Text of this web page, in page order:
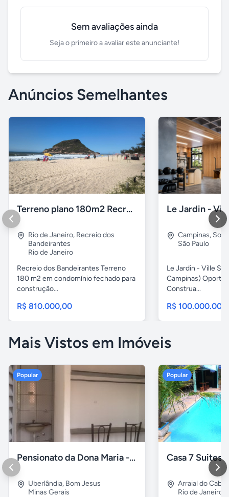
Sem avaliações ainda
Seja o primeiro a avaliar este anunciante!
Anúncios Semelhantes
Terreno plano 180m2 Recreio dos Bandeirantes
Rio de Janeiro, Recreio dos
Bandeirantes
Rio de Janeiro
Recreio dos Bandeirantes Terreno
180 m2 em condomínio fechado para
construção...
R$ 810.000,00
Campinas,
São Paulo
Le Jardin - Ville
Campinas)
Construa...
R$
Mais Vistos em Imóveis
Popular
Pensionato da Dona Maria - Uberlândia/MG
Uberlândia, Bom Jesus
Minas Gerais
Popular
Arraial do Cabo
Rio de Janeiro